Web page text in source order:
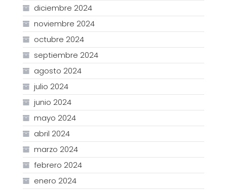
diciembre 2024
noviembre 2024
octubre 2024
septiembre 2024
agosto 2024
julio 2024
junio 2024
mayo 2024
abril 2024
marzo 2024
febrero 2024
enero 2024